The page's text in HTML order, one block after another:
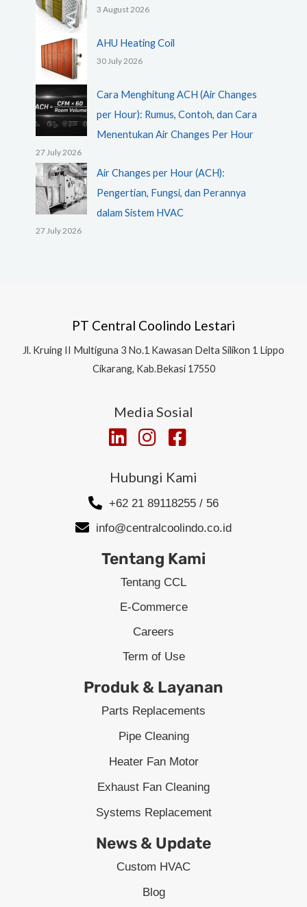
3 August 2026
AHU Heating Coil
30 July 2026
Cara Menghitung ACH (Air Changes
per Hour): Rumus, Contoh, dan Cara
Menentukan Air Changes Per Hour
27 July 2026
Air Changes per Hour (ACH):
Pengertian, Fungsi, dan Perannya
dalam Sistem HVAC
27 July 2026
PT Central Coolindo Lestari
Jl. Kruing II Multiguna 3 No.1 Kawasan Delta Silikon 1 Lippo
Cikarang, Kab.Bekasi 17550
Media Sosial
Hubungi Kami
+62 21 89118255 / 56
info@centralcoolindo.co.id
Tentang Kami
Tentang CCL
E-Commerce
Careers
Term of Use
Produk & Layanan
Parts Replacements
Pipe Cleaning
Heater Fan Motor
Exhaust Fan Cleaning
Systems Replacement
News & Update
Custom HVAC
Blog